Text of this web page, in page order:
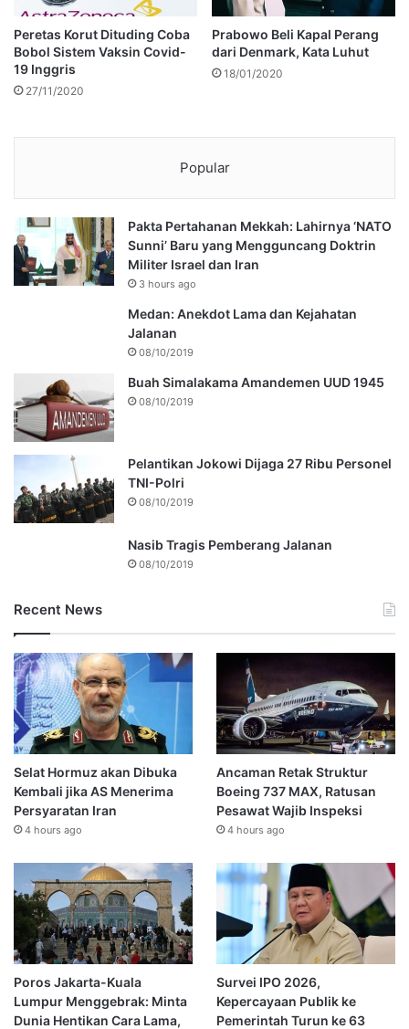
Peretas Korut Dituding Coba
Bobol Sistem Vaksin Covid-
19 Inggris
27/11/2020
Prabowo Beli Kapal Perang
dari Denmark, Kata Luhut
18/01/2020
Popular
Pakta Pertahanan Mekkah: Lahirnya ‘NATO
Sunni’ Baru yang Mengguncang Doktrin
Militer Israel dan Iran
3 hours ago
Medan: Anekdot Lama dan Kejahatan
Jalanan
08/10/2019
Buah Simalakama Amandemen UUD 1945
08/10/2019
Pelantikan Jokowi Dijaga 27 Ribu Personel
TNI-Polri
08/10/2019
Nasib Tragis Pemberang Jalanan
08/10/2019
Recent News
Selat Hormuz akan Dibuka
Kembali jika AS Menerima
Persyaratan Iran
4 hours ago
Ancaman Retak Struktur
Boeing 737 MAX, Ratusan
Pesawat Wajib Inspeksi
4 hours ago
Poros Jakarta-Kuala
Lumpur Menggebrak: Minta
Dunia Hentikan Cara Lama,
Survei IPO 2026,
Kepercayaan Publik ke
Pemerintah Turun ke 63